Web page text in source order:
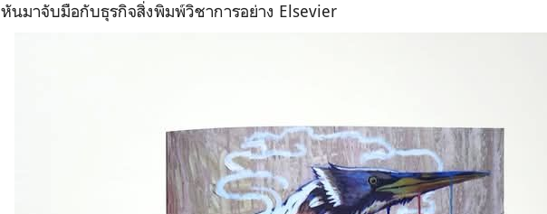
หันมาจับมือกับธุรกิจสิ่งพิมพ์วิชาการอย่าง Elsevier